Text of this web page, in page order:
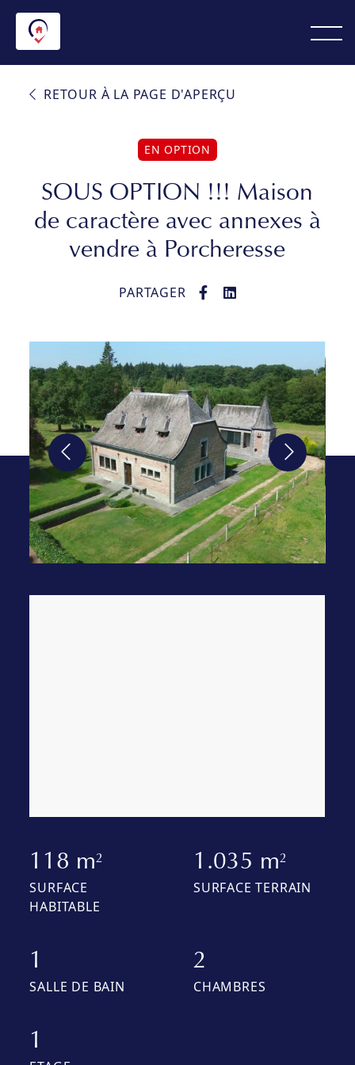
RETOUR À LA PAGE D'APERÇU
EN OPTION
SOUS OPTION !!! Maison
de caractère avec annexes à
vendre à Porcheresse
PARTAGER
118 m2
SURFACE
HABITABLE
1.035 m2
SURFACE TERRAIN
1
SALLE DE BAIN
2
CHAMBRES
1